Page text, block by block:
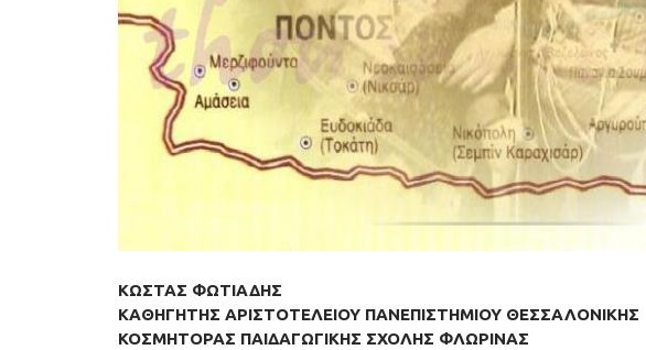
ΚΩΣΤΑΣ ΦΩΤΙΑΔΗΣ
ΚΑΘΗΓΗΤΗΣ ΑΡΙΣΤΟΤΕΛΕΙΟΥ ΠΑΝΕΠΙΣΤΗΜΙΟΥ ΘΕΣΣΑΛΟΝΙΚΗΣ
KOΣMHTOPAΣ ΠAIΔAΓΩΓIKHΣ ΣXOΛHΣ ΦΛΩPINAΣ